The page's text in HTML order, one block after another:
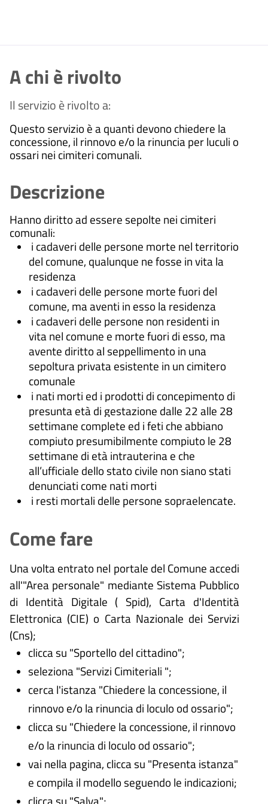
A chi è rivolto
Il servizio è rivolto a:
Questo servizio è a quanti devono chiedere la
concessione, il rinnovo e/o la rinuncia per luculi o
ossari nei cimiteri comunali.
Descrizione
Hanno diritto ad essere sepolte nei cimiteri
comunali:
i cadaveri delle persone morte nel territorio
del comune, qualunque ne fosse in vita la
residenza
i cadaveri delle persone morte fuori del
comune, ma aventi in esso la residenza
i cadaveri delle persone non residenti in
vita nel comune e morte fuori di esso, ma
avente diritto al seppellimento in una
sepoltura privata esistente in un cimitero
comunale
i nati morti ed i prodotti di concepimento di
presunta età di gestazione dalle 22 alle 28
settimane complete ed i feti che abbiano
compiuto presumibilmente compiuto le 28
settimane di età intrauterina e che
all’ufficiale dello stato civile non siano stati
denunciati come nati morti
i resti mortali delle persone sopraelencate.
Come fare
Una volta entrato nel portale del Comune accedi
all'"Area personale" mediante Sistema Pubblico
di Identità Digitale ( Spid), Carta d'Identità
Elettronica (CIE) o Carta Nazionale dei Servizi
(Cns);
clicca su "Sportello del cittadino";
seleziona "Servizi Cimiteriali ";
cerca l'istanza "Chiedere la concessione, il
rinnovo e/o la rinuncia di loculo od ossario";
clicca su "Chiedere la concessione, il rinnovo
e/o la rinuncia di loculo od ossario";
vai nella pagina, clicca su "Presenta istanza"
e compila il modello seguendo le indicazioni;